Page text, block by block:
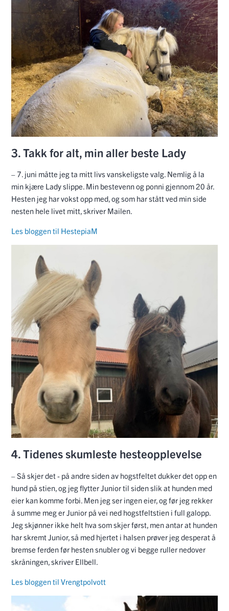
3. Takk for alt, min aller beste Lady
– 7. juni måtte jeg ta mitt livs vanskeligste valg. Nemlig å la
min kjære Lady slippe. Min bestevenn og ponni gjennom 20 år.
Hesten jeg har vokst opp med, og som har stått ved min side
nesten hele livet mitt, skriver Mailen.
Les bloggen til HestepiaM
4. Tidenes skumleste hesteopplevelse
– Så skjer det - på andre siden av hogstfeltet dukker det opp en
hund på stien, og jeg flytter Junior til siden slik at hunden med
eier kan komme forbi. Men jeg ser ingen eier, og før jeg rekker
å summe meg er Junior på vei ned hogstfeltstien i full galopp.
Jeg skjønner ikke helt hva som skjer først, men antar at hunden
har skremt Junior, så med hjertet i halsen prøver jeg desperat å
bremse ferden før hesten snubler og vi begge ruller nedover
skråningen, skriver Ellbell.
Les bloggen til Vrengtpolvott